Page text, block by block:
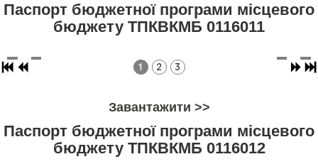
Паспорт бюджетної програми місцевого
бюджету ТПКВКМБ 0116011
1 2 3
Завантажити >>
Паспорт бюджетної програми місцевого
бюджету ТПКВКМБ 0116012